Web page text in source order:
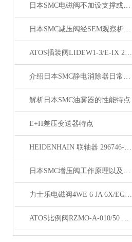
日本SMC电磁阀不加设支撑或者支撑加设不当都可能造成调节阀阀杆与阀座
日本SMC减压阀经SEM观察析出相为一种共晶组织、是以铬为主的碳化物
ATOS插装阀LIDEW1-3/E-IX 24DC参数
介绍日本SMC静电消除器日常维护与使用场合
解析日本SMC油雾器的性能特点
E+H差压变送器特点
HEIDENHAIN 联轴器 296746-02 简介
日本SMC增压阀工作原理以及使用注意事项
力士乐电磁阀4WE 6 JA 6X/EG24N9K4仓库现货
ATOS比例阀RZMO-A-010/50 现货